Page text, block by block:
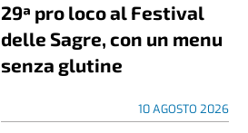
29ª pro loco al Festival
delle Sagre, con un menu
senza glutine
10 AGOSTO 2026